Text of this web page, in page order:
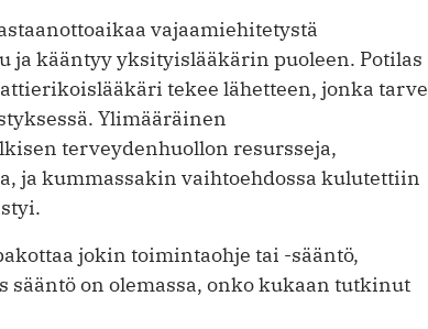
vajaamiehitetystä
ja kääntyy yksityislääkärin puoleen. Potilas
tekee lähetteen, jonka tarve
Ylimääräinen
terveydenhuollon resursseja,
ja kummassakin vaihtoehdossa kulutettiin
jokin toimintaohje tai -sääntö,
sääntö on olemassa, onko kukaan tutkinut